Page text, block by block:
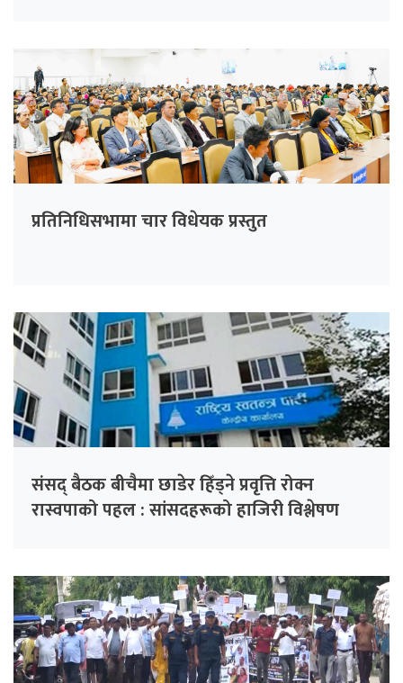
प्रतिनिधिसभामा चार विधेयक प्रस्तुत
संसद् बैठक बीचैमा छाडेर हिँड्ने प्रवृत्ति रोक्न
रास्वपाको पहल : सांसदहरूको हाजिरी विश्लेषण